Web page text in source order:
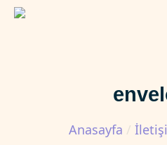
Anasayfa /